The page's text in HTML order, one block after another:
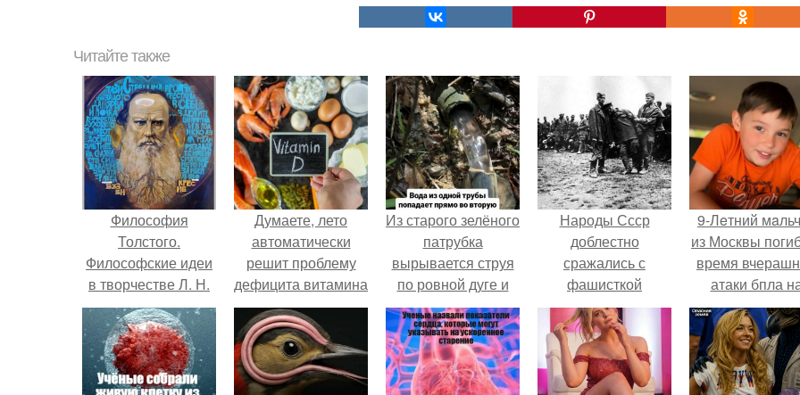
Читайте также
Философия
Толстого.
Философские идеи
в творчестве Л. Н.
Толстого.
Думаете, лето
автоматически
решит проблему
дефицита витамина
D?
Из старого зелёного
патрубка
вырывается струя
по ровной дуге и
точно попадает в
отверстие нижней
трубы.
Народы Ссср
доблестно
сражались с
фашисткой
нечестью, а страны
Европы постыдно
сдавались или
примыкали к армии
9-Лeтний
из Москвы
время
атаки бпла
пляже под